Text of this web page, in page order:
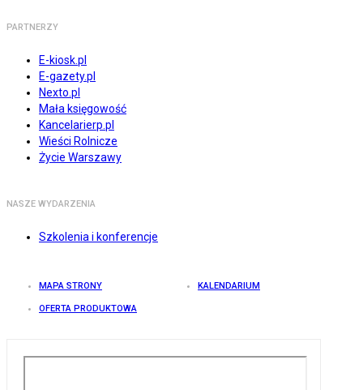
PARTNERZY
E-kiosk.pl
E-gazety.pl
Nexto.pl
Mała księgowość
Kancelarierp.pl
Wieści Rolnicze
Życie Warszawy
NASZE WYDARZENIA
Szkolenia i konferencje
MAPA STRONY KALENDARIUM
OFERTA PRODUKTOWA